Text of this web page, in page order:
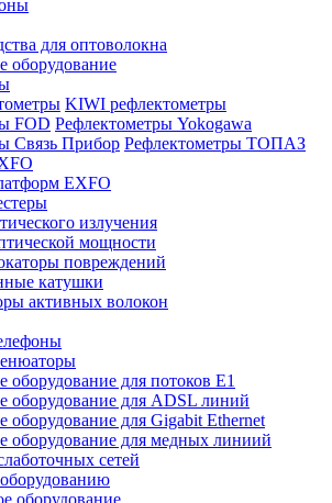
для оптоволокна
оборудование
KIWI рефлектометры
FOD Рефлектометры Yokogawa
Связь Прибор Рефлектометры ТОПАЗ
EXFO
излучения
мощности
повреждений
катушки
активных волокон
оборудование для потоков Е1
оборудование для ADSL линий
оборудование для Gigabit Ethernet
оборудование для медных линиий
сетей
оборудование